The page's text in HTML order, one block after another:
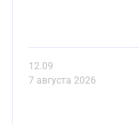
12.09
7 августа 2026